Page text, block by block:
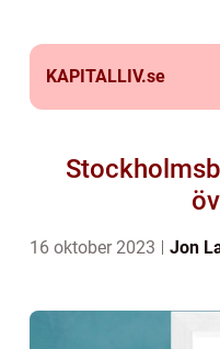
KAPITALLIV.se
16 oktober 2023 Jon